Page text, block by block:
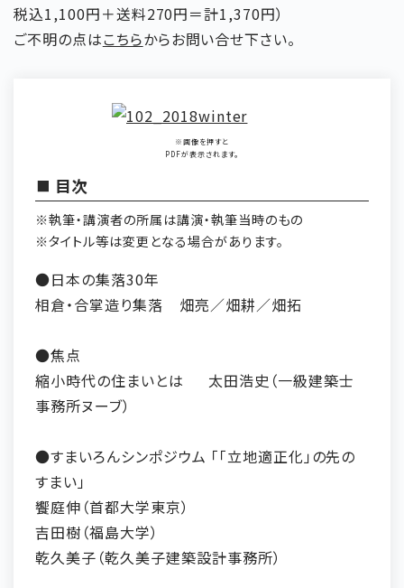
税込1,100円＋送料270円＝計1,370円）
ご不明の点はこちらからお問い合せ下さい。
※画像を押すと
PDFが表示されます。
目次
※執筆・講演者の所属は講演・執筆当時のもの
※タイトル等は変更となる場合があります。
●日本の集落30年
相倉・合掌造り集落
畑亮／畑耕／畑拓
●焦点
縮小時代の住まいとは
太田浩史（一級建築士
事務所ヌーブ）
●すまいろんシンポジウム 「「立地適正化」の先の
すまい」
饗庭伸（首都大学東京）
吉田樹（福島大学）
乾久美子（乾久美子建築設計事務所）